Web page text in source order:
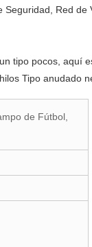
Red
tipo pocos, aquí
Tipo anudado
de Fútbol,